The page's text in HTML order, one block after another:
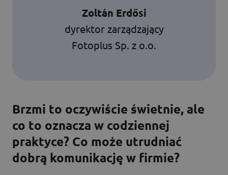
Zoltán Erdősi
dyrektor zarządzający
Fotoplus Sp. z o.o.
Brzmi to oczywiście świetnie, ale
co to oznacza w codziennej
praktyce? Co może utrudniać
dobrą komunikację w firmie?